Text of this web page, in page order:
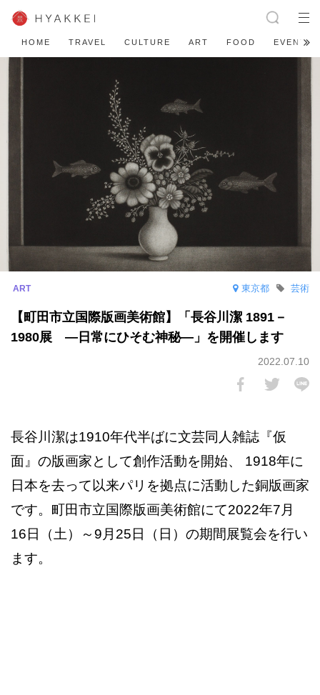
HOME TRAVEL CULTURE ART FOOD EVENT
東京都 芸術
【町田市立国際版画美術館】「長谷川潔 1891－
1980展 ―日常にひそむ神秘―」を開催します
2022.07.10
長谷川潔は1910年代半ばに文芸同人雑誌『仮
面』の版画家として創作活動を開始、 1918年に
日本を去って以来パリを拠点に活動した銅版画家
です。町田市立国際版画美術館にて2022年7月
16日（土）～9月25日（日）の期間展覧会を行い
ます。